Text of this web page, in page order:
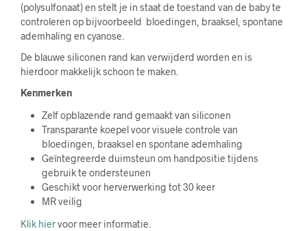
(polysulfonaat) en stelt je in staat de toestand van de baby te
controleren op bijvoorbeeld bloedingen, braaksel, spontane
ademhaling en cyanose.
De blauwe siliconen rand kan verwijderd worden en is
hierdoor makkelijk schoon te maken.
Kenmerken
Zelf opblazende rand gemaakt van siliconen
Transparante koepel voor visuele controle van
bloedingen, braaksel en spontane ademhaling
Geïntegreerde duimsteun om handpositie tijdens
gebruik te ondersteunen
Geschikt voor herverwerking tot 30 keer
MR veilig
Klik hiervoor meer informatie.